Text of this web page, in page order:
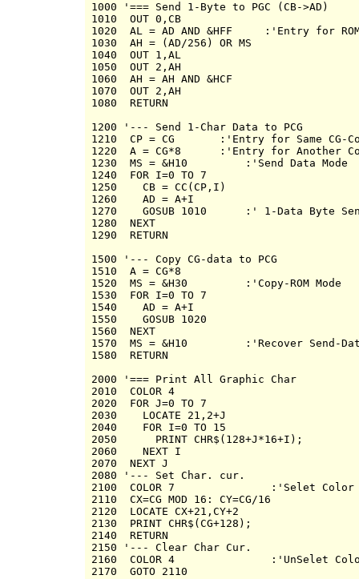
1000 '=== Send 1-Byte to PGC (CB->AD)
1010  OUT 0,CB
1020  AL = AD AND &HFF     :'Entry for
1030  AH = (AD/256) OR MS
1040  OUT 1,AL
1050  OUT 2,AH
1060  AH = AH AND &HCF
1070  OUT 2,AH
1080  RETURN
1200 '--- Send 1-Char Data to PCG
1210  CP = CG       :'Entry for Same CG-
1220  A = CG*8      :'Entry for Another
1230  MS = &H10         :'Send Data Mode
1240  FOR I=0 TO 7
1250    CB = CC(CP,I)
1260    AD = A+I
1270    GOSUB 1010      :' 1-Data Byte
1280  NEXT
1290  RETURN
1500 '--- Copy CG-data to PCG
1510  A = CG*8
1520  MS = &H30         :'Copy-ROM Mode
1530  FOR I=0 TO 7
1540    AD = A+I
1550    GOSUB 1020
1560  NEXT
1570  MS = &H10         :'Recover Send-
1580  RETURN
2000 '=== Print All Graphic Char
2010  COLOR 4
2020  FOR J=0 TO 7
2030    LOCATE 21,2+J
2040    FOR I=0 TO 15
2050      PRINT CHR$(128+J*16+I);
2060    NEXT I
2070  NEXT J
2080 '--- Set Char. cur.
2100  COLOR 7               :'Selet Color
2110  CX=CG MOD 16: CY=CG/16
2120  LOCATE CX+21,CY+2
2130  PRINT CHR$(CG+128);
2140  RETURN
2150 '--- Clear Char Cur.
2160  COLOR 4               :'UnSelet
2170  GOTO 2110